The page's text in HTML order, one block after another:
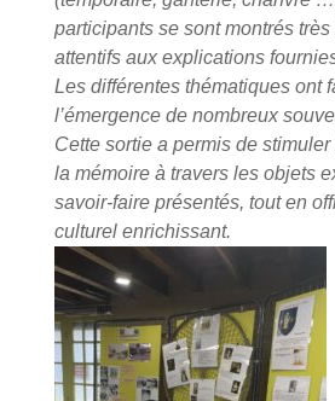
participants se sont montrés
attentifs aux explications
Les différentes thématiques ont
l’émergence de nombreux
Cette sortie a permis de
la mémoire à travers les objets
savoir-faire présentés, tout en
culturel enrichissant.